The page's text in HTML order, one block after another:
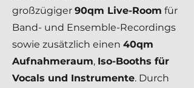
großzügiger 90qm Live-Room für
Band- und Ensemble-Recordings
sowie zusätzlich einen 40qm
Aufnahmeraum, Iso-Booths für
Vocals und Instrumente. Durch